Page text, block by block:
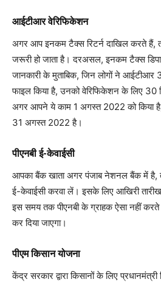
आईटीआर वेरिफिकेशन
अगर आप इनकम टैक्स रिटर्न दाखिल करते हैं,
जरूरी हो जाता है। दरअसल, इनकम टैक्स
जानकारी के मुताबिक, जिन लोगों ने आईटीआर
फाइल किया है, उनको वेरिफिकेशन के लिए 30
अगर आपने ये काम 1 अगस्त 2022 को किया
31 अगस्त 2022 है।
पीएनबी ई-केवाईसी
आपका बैंक खाता अगर पंजाब नेशनल बैंक में है,
ई-केवाईसी करवा लें। इसके लिए आखिरी
इस समय तक पीएनबी के ग्राहक ऐसा नहीं
कर दिया जाएगा।
पीएम किसान योजना
केंद्र सरकार द्वारा किसानों के लिए